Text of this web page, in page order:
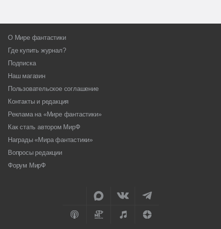
О Мире фантастики
Где купить журнал?
Подписка
Наш магазин
Пользовательское соглашение
Контакты и редакция
Реклама на «Мире фантастики»
Как стать автором МирФ
Награды «Мира фантастики»
Вопросы редакции
Форум МирФ